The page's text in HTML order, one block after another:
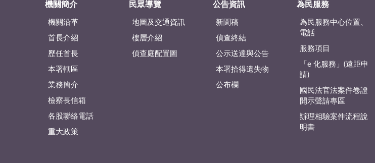
機關簡介
機關沿革
首長介紹
歷任首長
本署轄區
業務簡介
檢察長信箱
各股聯絡電話
重大政策
民眾導覽
地圖及交通資訊
樓層介紹
偵查庭配置圖
公告資訊
新聞稿
偵查終結
公示送達與公告
本署拾得遺失物
公布欄
為民服務
為民服務中心位置、
電話
服務項目
「e 化服務」(遠距申
請)
國民法官法案件卷證
開示聲請專區
辦理相驗案件流程說
明書